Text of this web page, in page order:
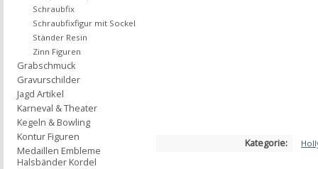
Kategorie:
Schraubfix
Schraubfixfigur mit Sockel
Ständer Resin
Zinn Figuren
Grabschmuck
Gravurschilder
Jagd Artikel
Karneval & Theater
Kegeln & Bowling
Kontur Figuren
Medaillen Embleme
Halsbänder Kordel